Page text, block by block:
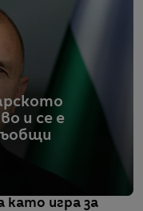
и се е
като игра за